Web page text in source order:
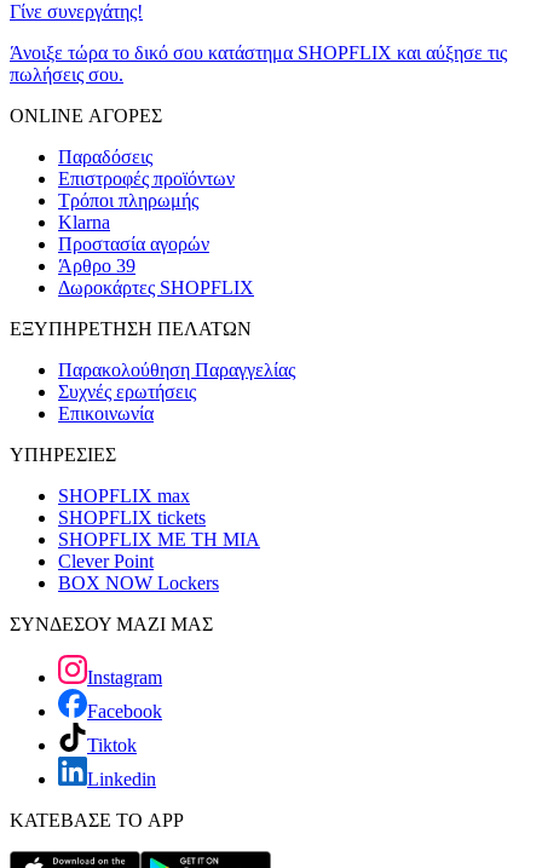
Γίνε συνεργάτης!
Άνοιξε τώρα το δικό σου κατάστημα SHOPFLIX και αύξησε τις
πωλήσεις σου.
ONLINE ΑΓΟΡΕΣ
Παραδόσεις
Επιστροφές προϊόντων
Τρόποι πληρωμής
Klarna
Προστασία αγορών
Άρθρο 39
Δωροκάρτες SHOPFLIX
ΕΞΥΠΗΡΕΤΗΣΗ ΠΕΛΑΤΩΝ
Παρακολούθηση Παραγγελίας
Συχνές ερωτήσεις
Επικοινωνία
ΥΠΗΡΕΣΙΕΣ
SHOPFLIX max
SHOPFLIX tickets
SHOPFLIX ΜΕ ΤΗ ΜΙΑ
Clever Point
BOX NOW Lockers
ΣΥΝΔΕΣΟΥ ΜΑΖΙ ΜΑΣ
Instagram
Facebook
Tiktok
Linkedin
ΚΑΤΕΒΑΣΕ ΤΟ APP